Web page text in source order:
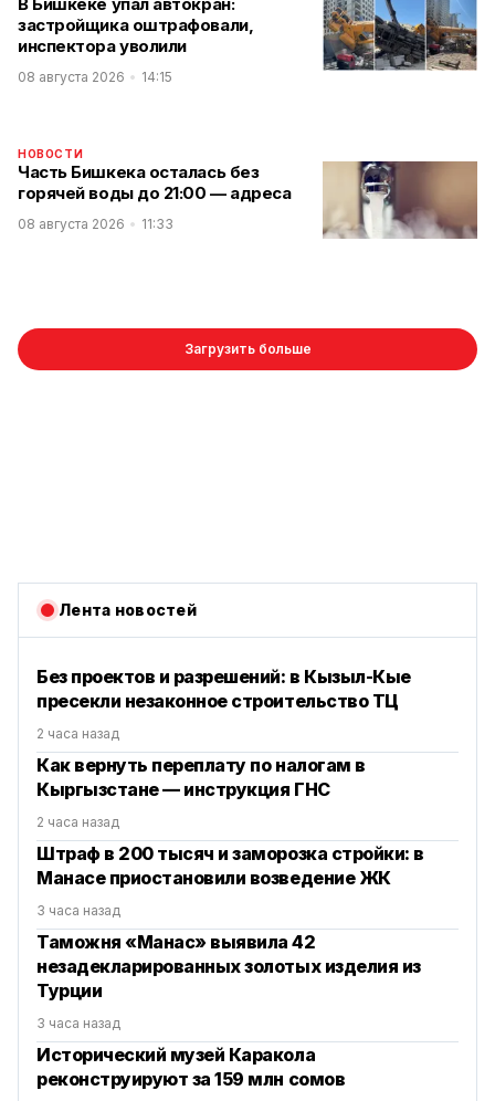
застройщика оштрафовали,
инспектора уволили
08 августа 2026 14:15
НОВОСТИ
Часть Бишкека осталась без
горячей воды до 21:00 — адреса
08 августа 2026 11:33
Загрузить больше
Лента новостей
Без проектов и разрешений: в Кызыл-Кые
пресекли незаконное строительство ТЦ
2 часа назад
Как вернуть переплату по налогам в
Кыргызстане — инструкция ГНС
2 часа назад
Штраф в 200 тысяч и заморозка стройки: в
Манасе приостановили возведение ЖК
3 часа назад
Таможня «Манас» выявила 42
незадекларированных золотых изделия из
Турции
3 часа назад
Исторический музей Каракола
реконструируют за 159 млн сомов